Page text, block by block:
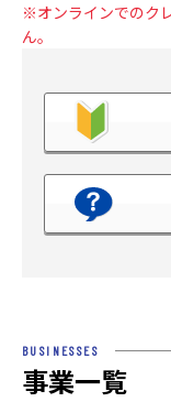
※オンラインでのク
ん。
BUSINESSES
事業一覧